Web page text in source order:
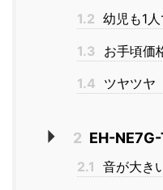
1.2 幼児も1
1.3 お手頃価
1.4 ツヤツヤ
2 EH-
2.1 音が大き